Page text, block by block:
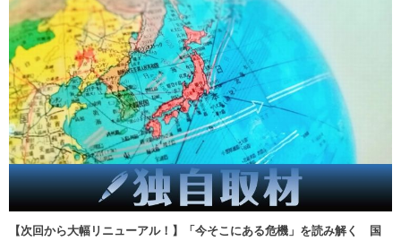
【次回から大幅リニューアル！】「今そこにある危機」を読み解く 国